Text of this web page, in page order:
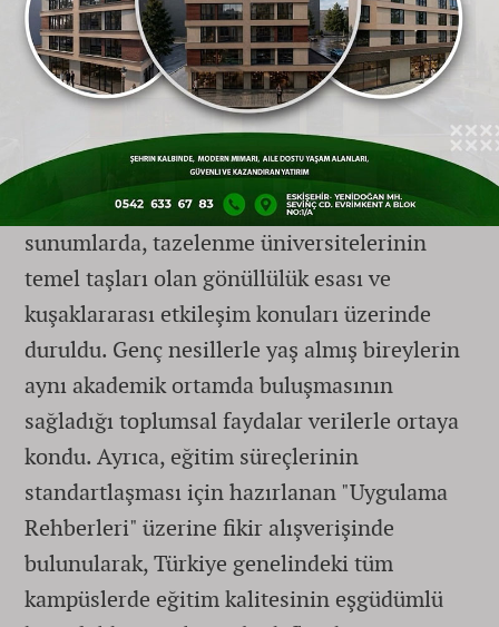
kalitesini artıran bir sosyal dönüşüm projesi
olduğunu vurguladı.
Gönüllülük ve Kuşaklararası Etkileşim
Odak Noktası Oldu
Çalıştay süresince gerçekleştirilen
sunumlarda, tazelenme üniversitelerinin
temel taşları olan gönüllülük esası ve
kuşaklararası etkileşim konuları üzerinde
duruldu. Genç nesillerle yaş almış bireylerin
aynı akademik ortamda buluşmasının
sağladığı toplumsal faydalar verilerle ortaya
kondu. Ayrıca, eğitim süreçlerinin
standartlaşması için hazırlanan "Uygulama
Rehberleri" üzerine fikir alışverişinde
bulunularak, Türkiye genelindeki tüm
kampüslerde eğitim kalitesinin eşgüdümlü